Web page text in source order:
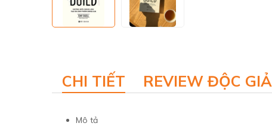
CHI TIẾT REVIEW ĐỘC GIẢ
Mô tả